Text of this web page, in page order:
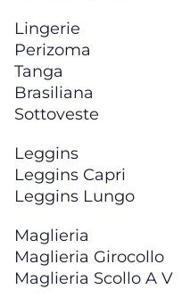
Lingerie
Perizoma
Tanga
Brasiliana
Sottoveste
Leggins
Leggins Capri
Leggins Lungo
Maglieria
Maglieria Girocollo
Maglieria Scollo A V